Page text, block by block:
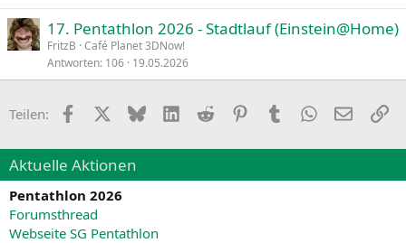
17. Pentathlon 2026 - Stadtlauf (Einstein@Home)
FritzB Café Planet 3DNow!
Antworten 106 19.05.2026
Teilen: Facebook BlueskyLinkedIn
Reddit PinterestTumblr WhatsApp
E-Mail
Aktuelle Aktionen
Pentathlon 2026
Forumsthread
Webseite SG Pentathlon